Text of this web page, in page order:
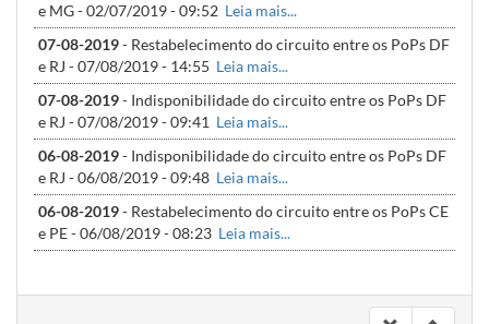
e MG - 02/07/2019 - 09:52 Leia mais...
07-08-2019- Restabelecimento do circuito entre os PoPs DF
e RJ - 07/08/2019 - 14:55 Leia mais...
07-08-2019- Indisponibilidade do circuito entre os PoPs DF
e RJ - 07/08/2019 - 09:41 Leia mais...
06-08-2019- Indisponibilidade do circuito entre os PoPs DF
e RJ - 06/08/2019 - 09:48 Leia mais...
06-08-2019- Restabelecimento do circuito entre os PoPs CE
e PE - 06/08/2019 - 08:23 Leia mais...